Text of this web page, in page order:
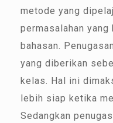
metode yang
permasalahan
bahasan.
yang diberikan
kelas. Hal ini
lebih siap ketika
Sedangkan